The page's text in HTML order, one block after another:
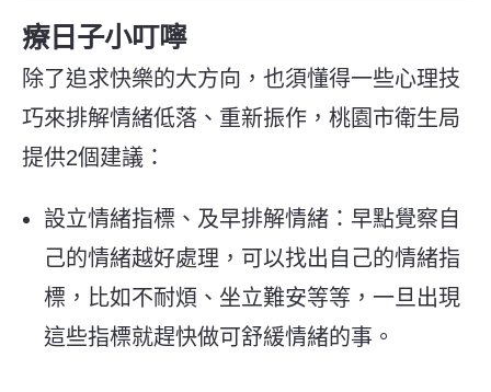
療日子小叮嚀
除了追求快樂的大方向，也須懂得一些心理技
巧來排解情緒低落、重新振作，桃園市衛生局
提供2個建議：
設立情緒指標、及早排解情緒：早點覺察自
己的情緒越好處理，可以找出自己的情緒指
標，比如不耐煩、坐立難安等等，一旦出現
這些指標就趕快做可舒緩情緒的事。